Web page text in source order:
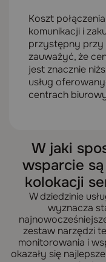
Koszt
komunikacji i
przystępny przy
zauważyć, że
jest znacznie
usług
centrach
W jaki
wsparcie
kolokacji
W dziedzinie
wyznacza
zestaw narzędzi
monitorowania i
okazały się